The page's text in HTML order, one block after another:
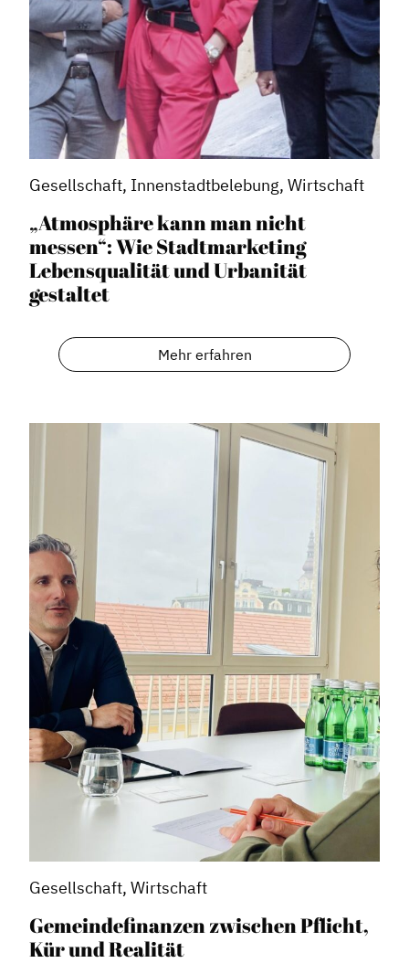
Gesellschaft, Innenstadtbelebung, Wirtschaft
„Atmosphäre kann man nicht
messen“: Wie Stadtmarketing
Lebensqualität und Urbanität
gestaltet
Mehr erfahren
Gesellschaft, Wirtschaft
Gemeindefinanzen zwischen Pflicht,
Kür und Realität